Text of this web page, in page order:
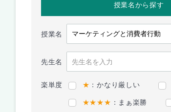
授業名から探す
授業名
先生名
楽単度 ★ ：かなり厳しい
★★★★ ：まぁ楽勝